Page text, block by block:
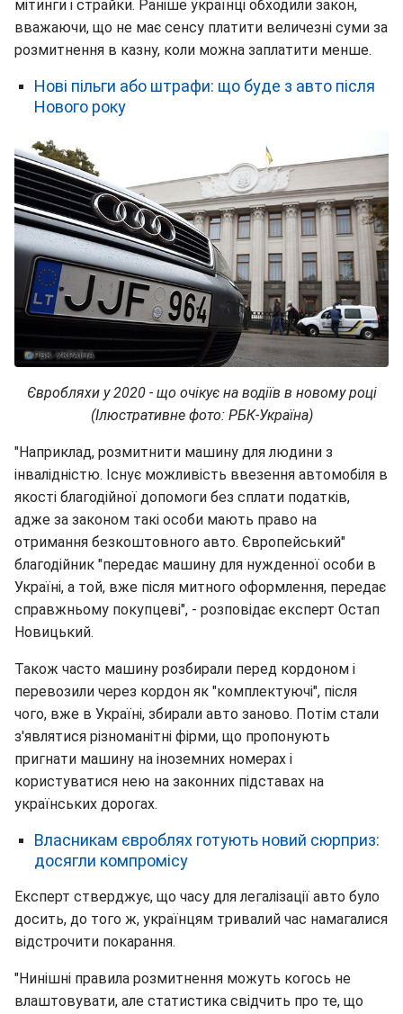
мітинги і страйки. Раніше українці обходили закон,
вважаючи, що не має сенсу платити величезні суми за
розмитнення в казну, коли можна заплатити менше.
Нові пільги або штрафи: що буде з авто після
Нового року
Євробляхи у 2020 - що очікує на водіїв в новому році
(Ілюстративне фото: РБК-Україна)
"Наприклад, розмитнити машину для людини з
інвалідністю. Існує можливість ввезення автомобіля в
якості благодійної допомоги без сплати податків,
адже за законом такі особи мають право на
отримання безкоштовного авто. Європейський"
благодійник "передає машину для нужденної особи в
Україні, а той, вже після митного оформлення, передає
справжньому покупцеві", - розповідає експерт Остап
Новицький.
Також часто машину розбирали перед кордоном і
перевозили через кордон як "комплектуючі", після
чого, вже в Україні, збирали авто заново. Потім стали
з'являтися різноманітні фірми, що пропонують
пригнати машину на іноземних номерах і
користуватися нею на законних підставах на
українських дорогах.
Власникам євроблях готують новий сюрприз:
досягли компромісу
Експерт стверджує, що часу для легалізації авто було
досить, до того ж, українцям тривалий час намагалися
відстрочити покарання.
"Нинішні правила розмитнення можуть когось не
влаштовувати, але статистика свідчить про те, що